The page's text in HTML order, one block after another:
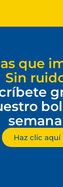
que
Sin
Haz clic aquí